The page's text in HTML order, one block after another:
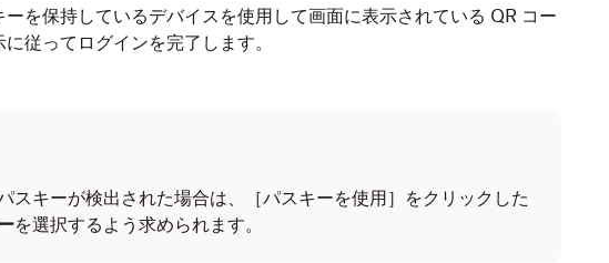
ーを保持しているデバイスを使用して画面に表示されている QR コー
従ってログインを完了します。
用可能な場合は、メール アドレスを入力する必要はありません。
、［パスキーを使用］をタップします。
に従います。
スキーが検出された場合は、［パスキーを使用］をクリックした
を選択するよう求められます。